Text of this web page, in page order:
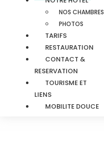
NOS CHAMBRES
PHOTOS
TARIFS
RESTAURATION
CONTACT &
RESERVATION
TOURISME ET
LIENS
MOBILITE DOUCE